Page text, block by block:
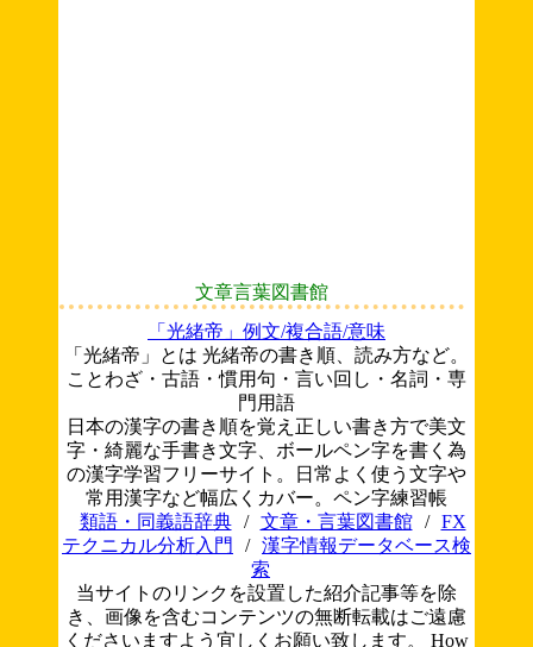
文章言葉図書館
「光緒帝」例文/複合語/意味
「光緒帝」とは 光緒帝の書き順、読み方など。
ことわざ・古語・慣用句・言い回し・名詞・専
門用語
日本の漢字の書き順を覚え正しい書き方で美文
字・綺麗な手書き文字、ボールペン字を書く為
の漢字学習フリーサイト。日常よく使う文字や
常用漢字など幅広くカバー。ペン字練習帳
類語・同義語辞典
/ 文章・言葉図書館 /
FX
テクニカル分析入門
/ 漢字情報データベース検
索
当サイトのリンクを設置した紹介記事等を除
き、画像を含むコンテンツの無断転載はご遠慮
くださいますよう宜しくお願い致します。 How